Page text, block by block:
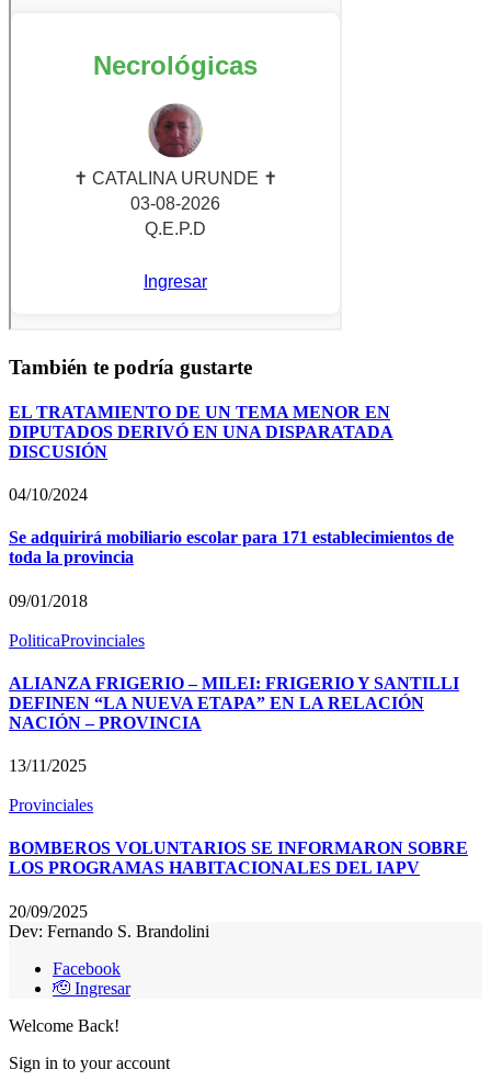
También te podría gustarte
EL TRATAMIENTO DE UN TEMA MENOR EN
DIPUTADOS DERIVÓ EN UNA DISPARATADA
DISCUSIÓN
04/10/2024
Se adquirirá mobiliario escolar para 171 establecimientos de
toda la provincia
09/01/2018
PoliticaProvinciales
ALIANZA FRIGERIO – MILEI: FRIGERIO Y SANTILLI
DEFINEN “LA NUEVA ETAPA” EN LA RELACIÓN
NACIÓN – PROVINCIA
13/11/2025
Provinciales
BOMBEROS VOLUNTARIOS SE INFORMARON SOBRE
LOS PROGRAMAS HABITACIONALES DEL IAPV
20/09/2025
Dev: Fernando S. Brandolini
Facebook
🫡 Ingresar
Welcome Back!
Sign in to your account